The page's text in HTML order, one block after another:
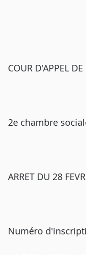
COUR D'APPEL
2e chambre
ARRET DU 28
Numéro